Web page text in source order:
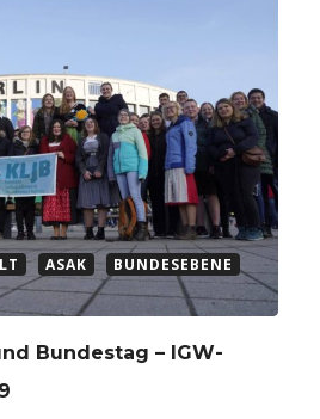
ASAK BUNDESEBENE
Bundestag – IGW-